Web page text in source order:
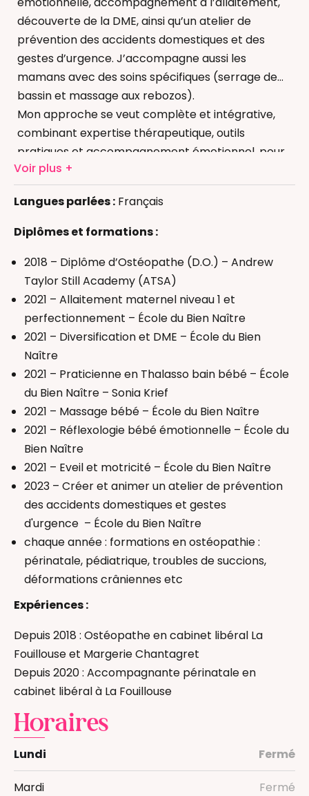
découverte de la DME, ainsi qu’un atelier de
prévention des accidents domestiques et des
gestes d’urgence. J’accompagne aussi les
mamans avec des soins spécifiques (serrage de
bassin et massage aux rebozos).
Mon approche se veut complète et intégrative,
combinant expertise thérapeutique, outils
pratiques et accompagnement émotionnel, pour
répondre aux besoins des familles à chaque étape
de la vie, de la grossesse, du post-partum et de la
petite enfance.
Accompagnement au sommeil
Allaitement
Diversification alimentaire et DME
Gestes d’urgence
Massage bébé
Motricité et Eveil (motricité libre)
Réflexologie bébé
Thérapeutique Bain Bébé
Ostéopathe périnatal
Voir plus
Langues parlées : Français
Diplômes et formations :
2018 – Diplôme d’Ostéopathe (D.O.) – Andrew
Taylor Still Academy (ATSA)
2021 – Allaitement maternel niveau 1 et
perfectionnement – École du Bien Naître
2021 – Diversification et DME – École du Bien
Naître
2021 – Praticienne en Thalasso bain bébé – École
du Bien Naître – Sonia Krief
2021 – Massage bébé – École du Bien Naître
2021 – Réflexologie bébé émotionnelle – École du
Bien Naître
2021 – Eveil et motricité – École du Bien Naître
2023 – Créer et animer un atelier de prévention
des accidents domestiques et gestes
d'urgence – École du Bien Naître
chaque année : formations en ostéopathie :
périnatale, pédiatrique, troubles de succions,
déformations crâniennes etc
Expériences :
Depuis 2018 : Ostéopathe en cabinet libéral La
Fouillouse et Margerie Chantagret
Depuis 2020 : Accompagnante périnatale en
cabinet libéral à La Fouillouse
Horaires
Lundi Fermé
Mardi Fermé